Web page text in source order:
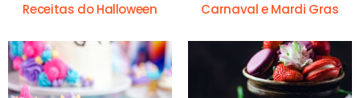
Receitas do Halloween Carnaval e Mardi Gras